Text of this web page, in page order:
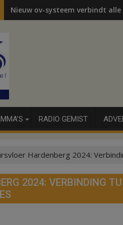
Nieuw ov-systeem verbindt alle
RADIO GEMIST
Hardenberg 2024:
2024: VERBINDING